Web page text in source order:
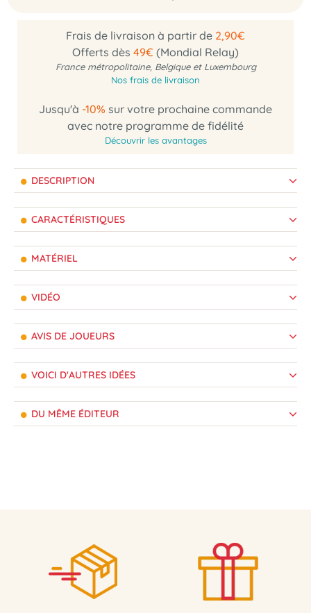
Frais de livraison à partir de 2,90€
Offerts dès 49€ (Mondial Relay)
France métropolitaine, Belgique et Luxembourg
Nos frais de livraison
Jusqu'à -10% sur votre prochaine commande
avec notre programme de fidélité
Découvrir les avantages
DESCRIPTION
CARACTÉRISTIQUES
MATÉRIEL
VIDÉO
AVIS DE JOUEURS
VOICI D'AUTRES IDÉES
DU MÊME ÉDITEUR